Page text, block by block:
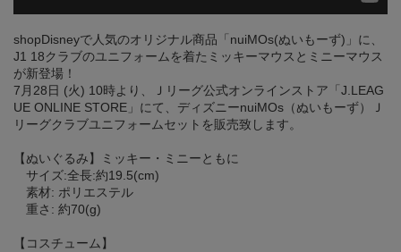
shopDisneyで人気のオリジナル商品「nuiMOs(ぬいもーず)」に、
J1 18クラブのユニフォームを着たミッキーマウスとミニーマウス
が新登場！
7月28日 (火) 10時より、Ｊリーグ公式オンラインストア「J.LEAG
UE ONLINE STORE」にて、ディズニーnuiMOs（ぬいもーず）Ｊ
リーグクラブユニフォームセットを販売致します。
【ぬいぐるみ】ミッキー・ミニーともに
サイズ:全長:約19.5(cm)
素材: ポリエステル
重さ: 約70(g)
【コスチューム】